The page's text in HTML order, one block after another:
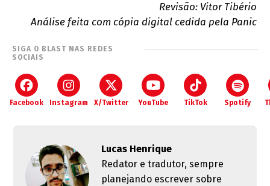
Revisão: Vitor Tibério
Análise feita com cópia digital cedida pela Panic
SIGA O BLAST NAS REDES
SOCIAIS
Facebook Instagram X/Twitter YouTube TikTok Spotify
Lucas Henrique
Redator e tradutor, sempre
planejando escrever sobre